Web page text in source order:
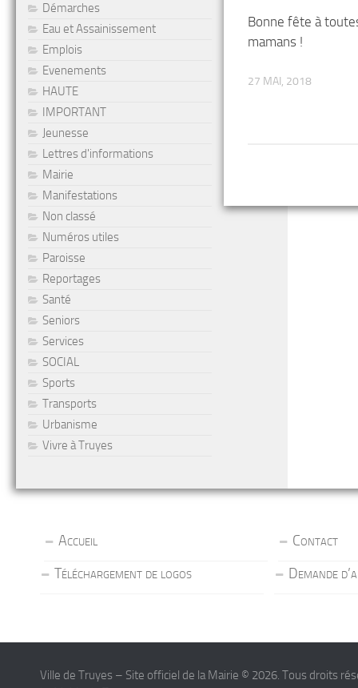
Bonne fête à
mamans !
27 MAI, 2018
Démarches
Eau et Assainissement
Emplois
Evenements
HAUTE
IMPORTANT
Jeunesse
Lettres d'informations
Mairie
Manifestations
Non classé
Numéros utiles
Paroisse
Reportages
Santé
Seniors
Services
SOCIAL
Sports
Transports
Urbanisme
Vivre à Truyes
Accueil
Contact
Téléchargement de logos
Demande
Ville de Truyes – Site officiel de la Mairie © 2026. Tous droits